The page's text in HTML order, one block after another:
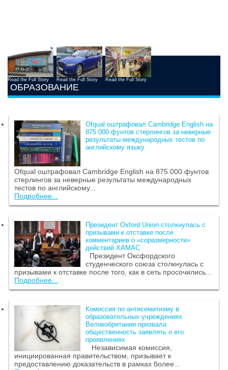
Read the Full Story Read the Full Story Read the Full Story
ОБРАЗОВАНИЕ
Ofqual оштрафовал Cambridge English на
875 000 фунтов стерлингов за неверные
результаты международных тестов по
английскому языку
Ofqual оштрафовал Cambridge English на 875 000 фунтов
стерлингов за неверные результаты международных
тестов по английскому...
Подробнее...
Президент Oxford Union столкнулась с
призывами к отставке после
комментариев о «соразмерности»
действий ХАМАС
Президент Оксфордского
студенческого союза столкнулась с
призывами к отставке после того, как в сеть просочились...
Подробнее...
Комиссия по антисемитизму в
образовательных учреждениях
Великобритании призвала
общественность заявлять о его
проявлениях
Независимая комиссия,
инициированная правительством, призывает к
предоставлению доказательств в рамках более...